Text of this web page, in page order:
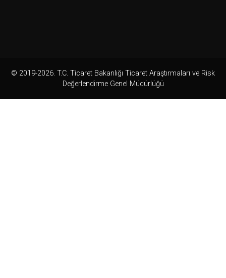
© 2019-2026. T.C. Ticaret Bakanlığı Ticaret Araştırmaları ve Risk
Değerlendirme Genel Müdürlüğü